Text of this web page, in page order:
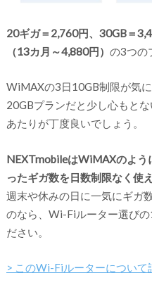
20ギガ＝2,760円、30GB＝
（13カ月～4,880円） の3つの
WiMAXの3日10GB制限が気
20GBプランだと少し心もと
あたりが丁度良いでしょう。
NEXTmobileはWiMAXのよう
ったギガ数を日数制限なく使
週末や休みの日に一気にギガ
のなら、Wi-Fiルーター選び
ださい。
> このWi-Fiルーターについて